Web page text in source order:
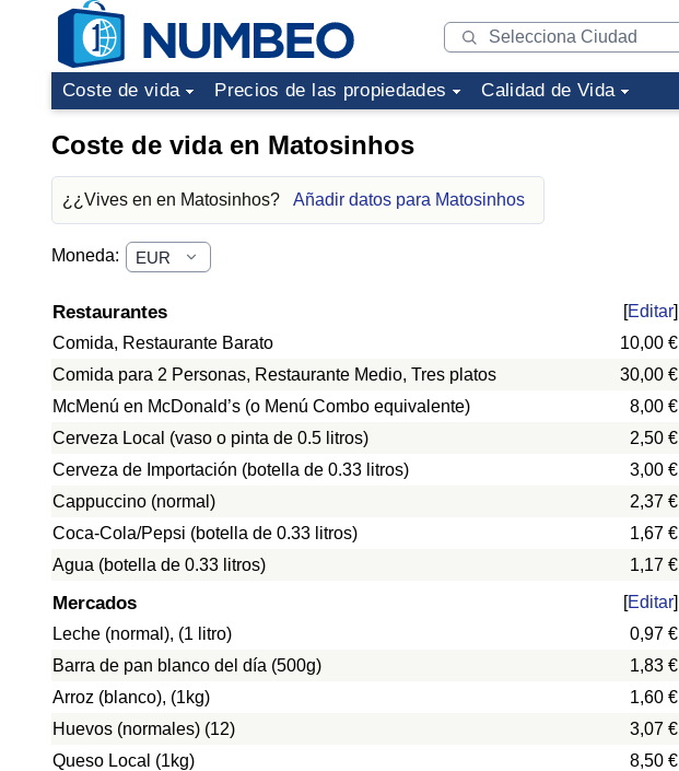
Coste de vida Precios de las propiedades Calidad de Vida
Coste de vida en Matosinhos
¿¿Vives en en Matosinhos? Añadir datos para Matosinhos
Moneda:
Restaurantes [Editar]
Comida, Restaurante Barato
10,00 €
Comida para 2 Personas, Restaurante Medio, Tres platos 30,00 €
McMenú en McDonald’s (o Menú Combo equivalente) 8,00 €
Cerveza Local (vaso o pinta de 0.5 litros) 2,50 €
Cerveza de Importación (botella de 0.33 litros) 3,00 €
Cappuccino (normal) 2,37 €
Coca-Cola/Pepsi (botella de 0.33 litros) 1,67 €
Agua (botella de 0.33 litros) 1,17 €
Mercados [Editar]
Leche (normal), (1 litro)
0,97 €
Barra de pan blanco del día (500g) 1,83 €
Arroz (blanco), (1kg) 1,60 €
Huevos (normales) (12) 3,07 €
Queso Local (1kg) 8,50 €